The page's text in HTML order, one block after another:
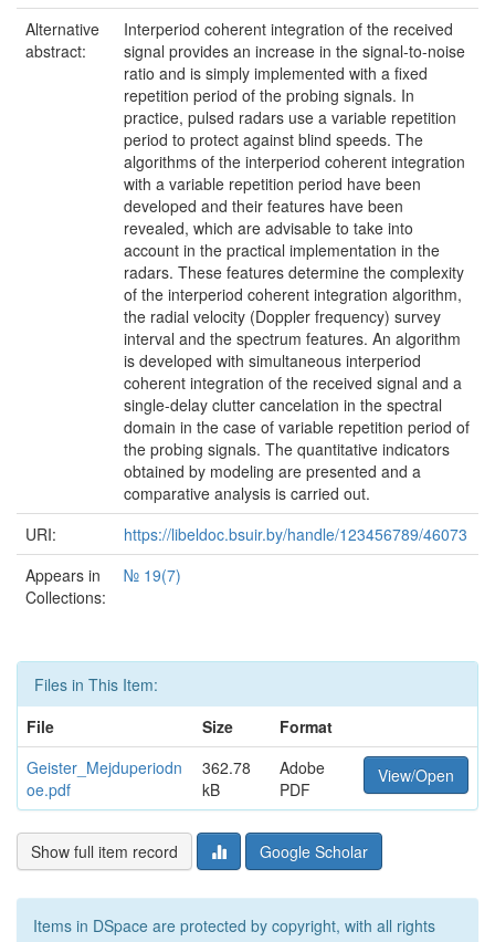
Alternative
abstract:
Interperiod coherent integration of the received
signal provides an increase in the signal-to-noise
ratio and is simply implemented with a fixed
repetition period of the probing signals. In
practice, pulsed radars use a variable repetition
period to protect against blind speeds. The
algorithms of the interperiod coherent integration
with a variable repetition period have been
developed and their features have been
revealed, which are advisable to take into
account in the practical implementation in the
radars. These features determine the complexity
of the interperiod coherent integration algorithm,
the radial velocity (Doppler frequency) survey
interval and the spectrum features. An algorithm
is developed with simultaneous interperiod
coherent integration of the received signal and a
single-delay clutter cancelation in the spectral
domain in the case of variable repetition period of
the probing signals. The quantitative indicators
obtained by modeling are presented and a
comparative analysis is carried out.
URI:
https://libeldoc.bsuir.by/handle/123456789/46073
Appears in
Collections:
№ 19(7)
Files in This Item:
File
Size
Format
Geister_Mejduperiodn
oe.pdf
362.78
kB
Adobe
PDF
View/Open
Show full item record Google Scholar
Items in DSpace are protected by copyright, with all rights